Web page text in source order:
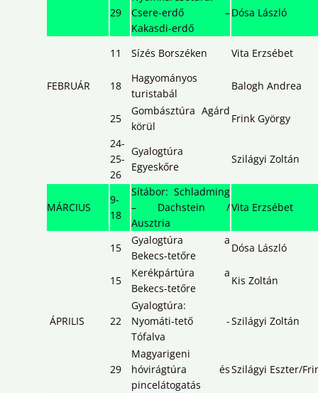
29
Csere-erdő –
Kakasdi-erdő
Dósa László
11 Sízés Borszéken Vita Erzsébet
FEBRUÁR 18
Hagyományos
turistabál
Balogh Andrea
25
Gombásztúra Agárd
körül
Frink György
24-
25-
26
Gyalogtúra
Egyeskőre
Szilágyi Zoltán
MÁRCIUS
9-
18
Sítábor: Schladming
– Dachstein /
Ausztria
Vita Erzsébet
15
Gyalogtúra a
Bekecs-tetőre
Dósa László
15
Kerékpártúra a
Bekecs-tetőre
Kis Zoltán
ÁPRILIS 22
Gyalogtúra:
Nyomáti-tető -
Tófalva
Szilágyi Zoltán
29
Magyarigeni
hóvirágtúra és
pincelátogatás
Szilágyi Eszter/